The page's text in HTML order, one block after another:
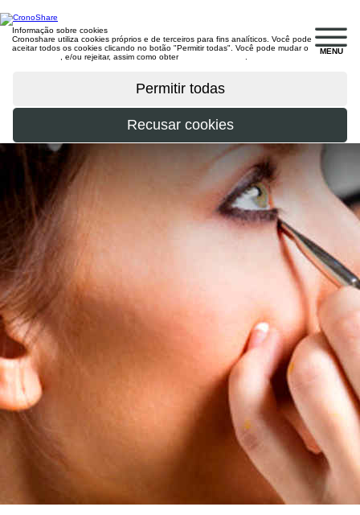
MENU
Informação sobre cookies
Cronoshare utiliza cookies próprios e de terceiros para fins analíticos. Você pode
aceitar todos os cookies clicando no botão "Permitir todas". Você pode mudar o
, e/ou rejeitar, assim como obter